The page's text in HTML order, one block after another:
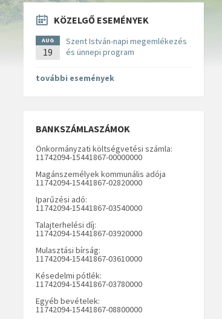
KÖZELGŐ ESEMÉNYEK
AUG
19
Szent István-napi megemlékezés
és ünnepi program
további események
BANKSZÁMLASZÁMOK
Önkormányzati költségvetési számla:
11742094-15441867-00000000
Magánszemélyek kommunális adója
11742094-15441867-02820000
Iparűzési adó:
11742094-15441867-03540000
Talajterhelési díj:
11742094-15441867-03920000
Mulasztási bírság:
11742094-15441867-03610000
Késedelmi pótlék:
11742094-15441867-03780000
Egyéb bevételek:
11742094-15441867-08800000